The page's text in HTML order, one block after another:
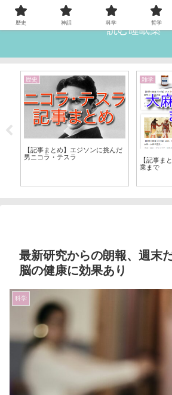
読む睡眠薬
歴史
【記事まとめ】エジソンに挑んだ
男ニコラ・テスラ
雑学
【記事ま
業まで
最新研究からの朗報、週末
脳の健康に効果あり
科学
歴史 神話 科学 哲学